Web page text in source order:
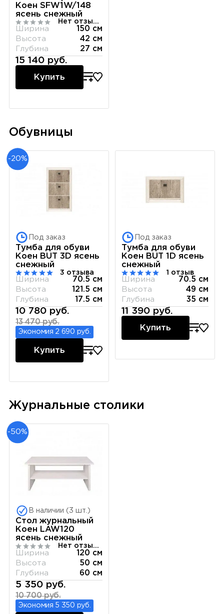
Коен SFW1W/148
ясень снежный
Нет отзывов
Ширина
150 см
Высота
42 см
Глубина
27 см
15 140 руб.
Купить
Обувницы
-20%
Под заказ
Тумба для обуви
Коен BUT 3D ясень
снежный
3 отзыва
Ширина
70.5 см
Высота
121.5 см
Глубина
17.5 см
10 780 руб.
13 470 руб.
Экономия 2 690 руб.
Купить
Под заказ
Тумба для обуви
Коен BUT 1D ясень
снежный
1 отзыв
Ширина
70.5 см
Высота
49 см
Глубина
35 см
11 390 руб.
Купить
Журнальные столики
-50%
В наличии (3 шт.)
Стол журнальный
Коен LAW120
ясень снежный
Нет отзывов
Ширина
120 см
Высота
50 см
Глубина
60 см
5 350 руб.
10 700 руб.
Экономия 5 350 руб.